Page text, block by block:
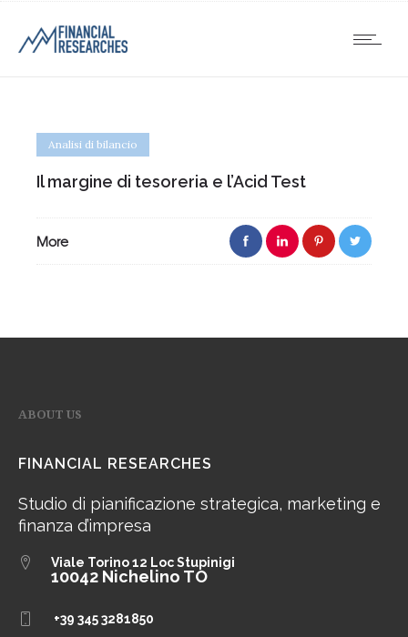
Analisi di bilancio
Il margine di tesoreria e l’Acid Test
More
ABOUT US
FINANCIAL RESEARCHES
Studio di pianificazione strategica, marketing e
finanza d’impresa
Viale Torino 12 Loc Stupinigi
10042 Nichelino TO
+39 345 3281850